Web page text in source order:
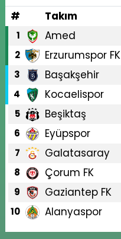
#
Takım
1 Amed
2 Erzurumspor FK
3 Başakşehir
4 Kocaelispor
5 Beşiktaş
6 Eyüpspor
7 Galatasaray
8 Çorum FK
9 Gaziantep FK
10 Alanyaspor